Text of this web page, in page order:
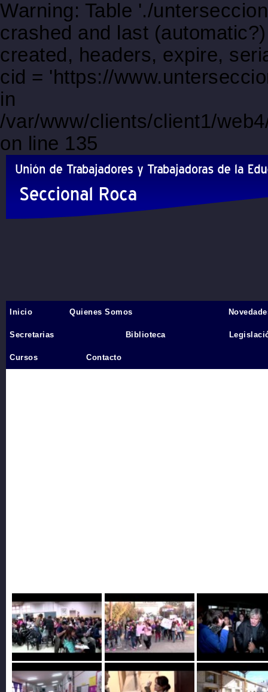
Warning: Table './
crashed and last
created, headers, expire,
cid = 'https://
in
/var/www/clients/client1/
on line 135
Inicio
Inicio Quienes Somos
Secretarias Biblioteca
Cursos Contacto